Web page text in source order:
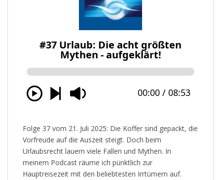
Folge 37 vom 21. Juli 2025: Die Koffer sind gepackt, die
Vorfreude auf die Auszeit steigt. Doch beim
Urlaubsrecht lauern viele Fallen und Mythen. In
meinem Podcast räume ich pünktlich zur
Hauptreisezeit mit den beliebtesten Irrtümern auf.